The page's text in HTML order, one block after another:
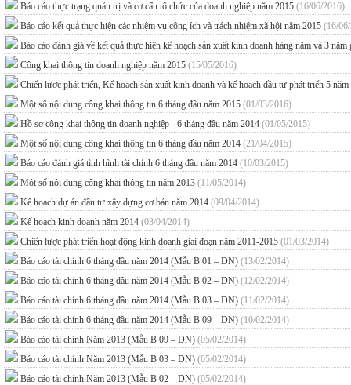
Báo cáo thực trạng quản trị và cơ cấu tổ chức của doanh nghiệp năm 2015 (16/06/2016)
Báo cáo kết quả thực hiện các nhiệm vụ công ích và trách nhiệm xã hội năm 2015 (16/
Báo cáo đánh giá về kết quả thực hiện kế hoạch sản xuất kinh doanh hàng năm và 3 năm
Công khai thông tin doanh nghiệp năm 2015 (15/05/2016)
Chiến lược phát triển, Kế hoạch sản xuất kinh doanh và kế hoạch đầu tư phát triển 5
Một số nội dung công khai thông tin 6 tháng đầu năm 2015 (01/03/2016)
Hồ sơ công khai thông tin doanh nghiệp - 6 tháng đầu năm 2014 (01/05/2015)
Một số nội dung công khai thông tin 6 tháng đầu năm 2014 (21/04/2015)
Báo cáo đánh giá tình hình tài chính 6 tháng đầu năm 2014 (10/03/2015)
Một số nội dung công khai thông tin năm 2013 (11/05/2014)
Kế hoạch dự án đầu tư xây dựng cơ bản năm 2014 (09/04/2014)
Kế hoạch kinh doanh năm 2014 (03/04/2014)
Chiến lược phát triển hoạt động kinh doanh giai đoạn năm 2011-2015 (01/03/2014)
Báo cáo tài chính 6 tháng đầu năm 2014 (Mẫu B 01 – DN) (13/02/2014)
Báo cáo tài chính 6 tháng đầu năm 2014 (Mẫu B 02 – DN) (12/02/2014)
Báo cáo tài chính 6 tháng đầu năm 2014 (Mẫu B 03 – DN) (11/02/2014)
Báo cáo tài chính 6 tháng đầu năm 2014 (Mẫu B 09 – DN) (10/02/2014)
Báo cáo tài chính Năm 2013 (Mẫu B 09 – DN) (05/02/2014)
Báo cáo tài chính Năm 2013 (Mẫu B 03 – DN) (05/02/2014)
Báo cáo tài chính Năm 2013 (Mẫu B 02 – DN) (05/02/2014)